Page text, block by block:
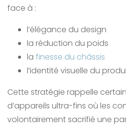
face à :
l’élégance du design
la réduction du poids
la finesse du châssis
l’identité visuelle du
Cette stratégie rappelle
d’appareils ultra-fins où les
volontairement sacrifié une